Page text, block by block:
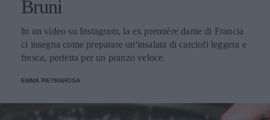
Bruni
In un video su Instagram, la ex première dame di Francia
ci insegna come preparare un'insalata di carciofi leggera e
fresca, perfetta per un pranzo veloce.
EMMA PIETRAROSA